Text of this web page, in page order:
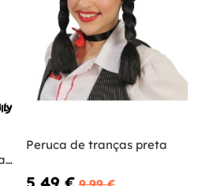
Peruca de tranças preta